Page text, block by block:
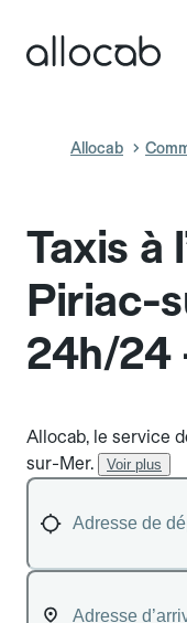
Allocab
Taxis à
Piriac-
24h/24
Allocab, le service
sur-Mer.
Voir plus